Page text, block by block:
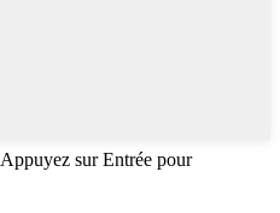
Appuyez sur Entrée pour